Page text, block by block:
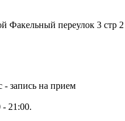
Факельный переулок 3 стр 2
21:00.